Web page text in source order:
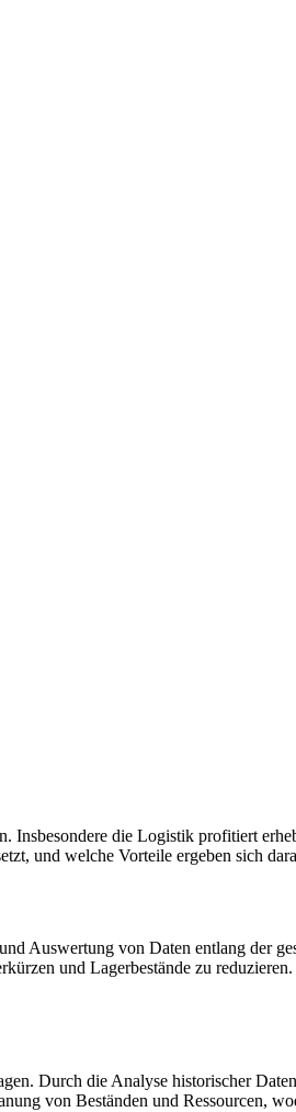
die Logistik profitiert
und welche Vorteile ergeben sich
Auswertung von Daten entlang der
und Lagerbestände zu
Durch die Analyse historischer
von Beständen und Ressourcen,